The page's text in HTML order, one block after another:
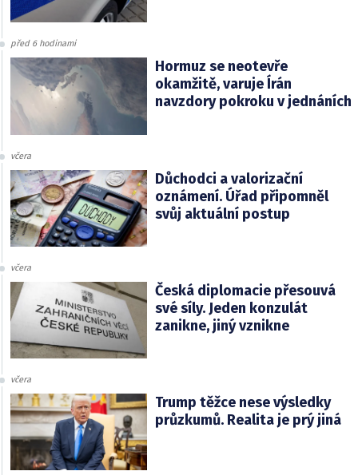
před 6 hodinami
Hormuz se neotevře
okamžitě, varuje Írán
navzdory pokroku v jednáních
včera
Důchodci a valorizační
oznámení. Úřad připomněl
svůj aktuální postup
včera
Česká diplomacie přesouvá
své síly. Jeden konzulát
zanikne, jiný vznikne
včera
Trump těžce nese výsledky
průzkumů. Realita je prý jiná